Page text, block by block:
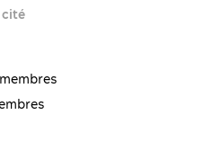
cité